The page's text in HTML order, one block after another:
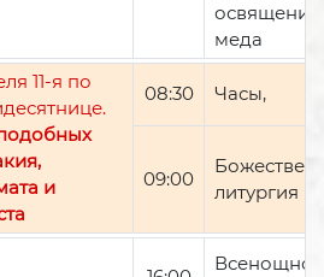
освящение
меда
11-я по
и
08:30 Часы,
09:00
литургия
Всенощное